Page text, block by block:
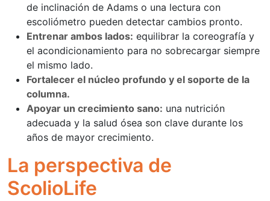
de inclinación de Adams o una lectura con
escoliómetro pueden detectar cambios pronto.
Entrenar ambos lados: equilibrar la coreografía y
el acondicionamiento para no sobrecargar siempre
el mismo lado.
Fortalecer el núcleo profundo y el soporte de la
columna.
Apoyar un crecimiento sano: una nutrición
adecuada y la salud ósea son clave durante los
años de mayor crecimiento.
La perspectiva de
ScolioLife